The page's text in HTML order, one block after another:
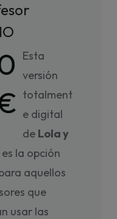
Esta
versión
totalment
e digital
de Lola y
es la opción
aquellos
que
usar las